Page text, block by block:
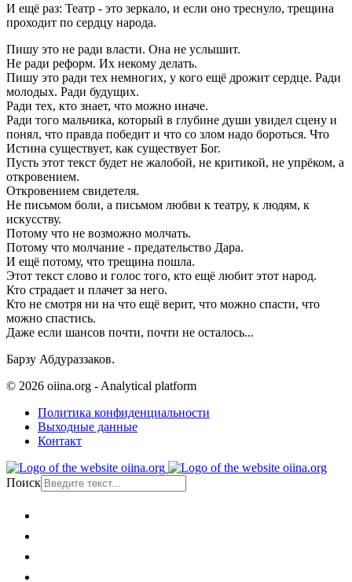
И ещё раз: Театр - это зеркало, и если оно треснуло, трещина
проходит по сердцу народа.
Пишу это не ради власти. Она не услышит.
Не ради реформ. Их некому делать.
Пишу это ради тех немногих, у кого ещё дрожит сердце. Ради
молодых. Ради будущих.
Ради тех, кто знает, что можно иначе.
Ради того мальчика, который в глубине души увидел сцену и
понял, что правда победит и что со злом надо бороться. Что
Истина существует, как существует Бог.
Пусть этот текст будет не жалобой, не критикой, не упрёком, а
откровением.
Откровением свидетеля.
Не письмом боли, а письмом любви к театру, к людям, к
искусству.
Потому что не возможно молчать.
Потому что молчание - предательство Дара.
И ещё потому, что трещина пошла.
Этот текст слово и голос того, кто ещё любит этот народ.
Кто страдает и плачет за него.
Кто не смотря ни на что ещё верит, что можно спасти, что
можно спастись.
Даже если шансов почти, почти не осталось...
Барзу Абдураззаков.
© 2026 oiina.org - Analytical platform
Политика конфиденциальности
Выходные данные
Контакт
Поиск